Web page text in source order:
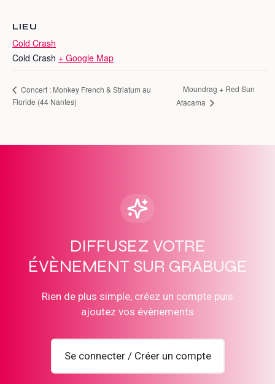
LIEU
Cold Crash
Cold Crash + Google Map
Concert : Monkey French & Striatum au
Floride (44 Nantes)
Moundrag + Red Sun
Atacama
DIFFUSEZ VOTRE
ÉVÈNEMENT SUR GRABUGE
Rien de plus simple, créez un compte puis
ajoutez vos évènements
Se connecter / Créer un compte